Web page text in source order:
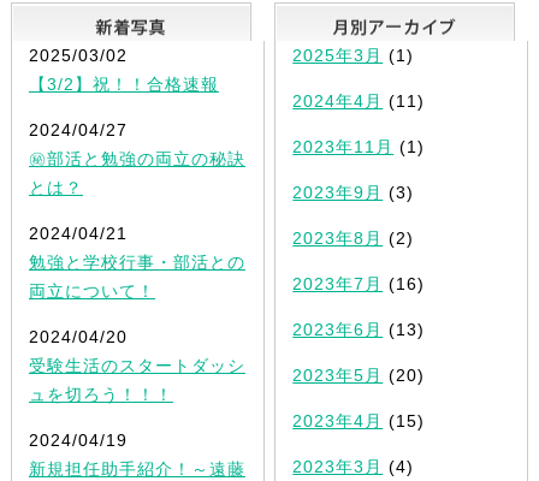
新着写真
2025/03/02
【3/2】祝！！合格速報
2024/04/27
㊙部活と勉強の両立の秘訣
とは？
2024/04/21
勉強と学校行事・部活との
両立について！
2024/04/20
受験生活のスタートダッシ
ュを切ろう！！！
2024/04/19
新規担任助手紹介！～遠藤
2025年3月 (1)
2024年4月 (11)
2023年11月 (1)
2023年9月 (3)
2023年8月 (2)
2023年7月 (16)
2023年6月 (13)
2023年5月 (20)
2023年4月 (15)
2023年3月 (4)